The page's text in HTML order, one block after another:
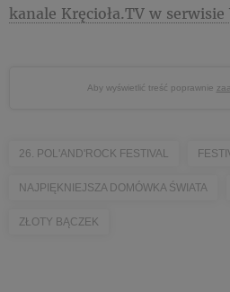
kanale Kręcioła.TV w serwisie
Aby wyświetlić treść poprawnie
26. POL'AND'ROCK FESTIVAL
NAJPIĘKNIEJSZA DOMÓWKA ŚWIATA
ZŁOTY BĄCZEK